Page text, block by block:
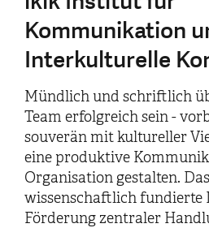
Kommunikation
Interkulturelle
Mündlich und schriftlich
Team erfolgreich sein -
souverän mit kultureller
eine produktive
Organisation gestalten.
wissenschaftlich fundierte
Förderung zentraler